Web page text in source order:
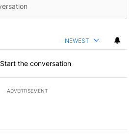
NEWEST
Start the conversation
ADVERTISEMENT